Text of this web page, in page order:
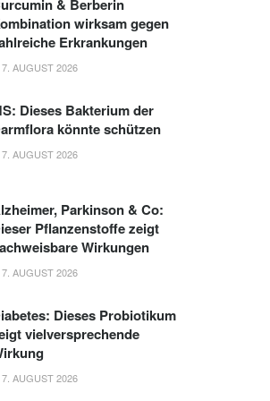
& Berberin
wirksam gegen
Erkrankungen
7. AUGUST 2026
Dieses Bakterium der
könnte schützen
7. AUGUST 2026
Parkinson & Co:
Pflanzenstoffe zeigt
Wirkungen
7. AUGUST 2026
Dieses Probiotikum
vielversprechende
7. AUGUST 2026